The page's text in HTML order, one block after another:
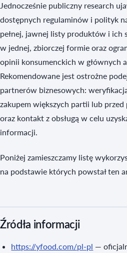
Jednocześnie publiczny research
dostępnych regulaminów i polityk
pełnej, jawnej listy produktów i ich
w jednej, zbiorczej formie oraz
opinii konsumenckich w głównych
Rekomendowane jest ostrożne
partnerów biznesowych:
zakupem większych partii lub
oraz kontakt z obsługą w celu
informacji.
Poniżej zamieszczamy listę
na podstawie których powstał ten
Źródła informacji
https://yfood.com/pl-pl —